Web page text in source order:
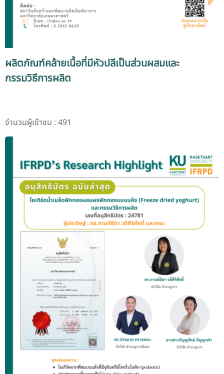
ผลิตภัณฑ์คล้ายเนื้อที่มีหัวปลีเป็นส่วนผสมและ
กรรมวิธีการผลิต
จำนวนผู้เข้าชม : 491